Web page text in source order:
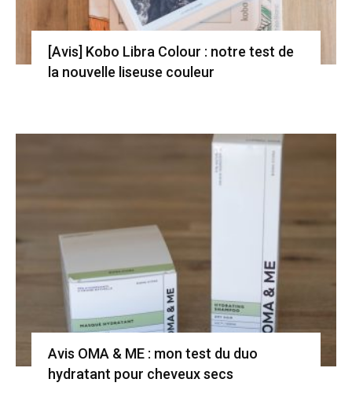
[Avis] Kobo Libra Colour : notre test de
la nouvelle liseuse couleur
Avis OMA & ME : mon test du duo
hydratant pour cheveux secs